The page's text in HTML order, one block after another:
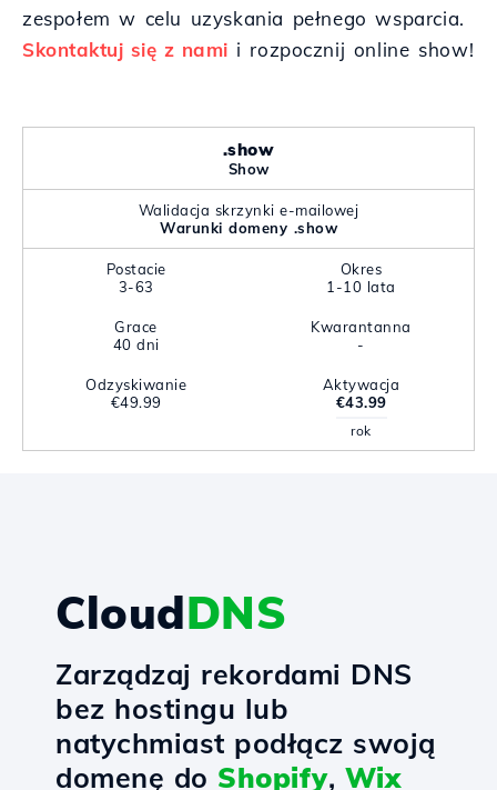
zespołem w celu uzyskania pełnego wsparcia.
Skontaktuj się z nami i rozpocznij online show!
.show
Show
Walidacja skrzynki e-mailowej
Warunki domeny .show
Postacie
3-63
Okres
1-10 lata
Grace
40 dni
Kwarantanna
-
Odzyskiwanie
€49.99
Aktywacja
€43.99
rok
CloudDNS
Zarządzaj rekordami DNS
bez hostingu lub
natychmiast podłącz swoją
domenę do Shopify, Wix